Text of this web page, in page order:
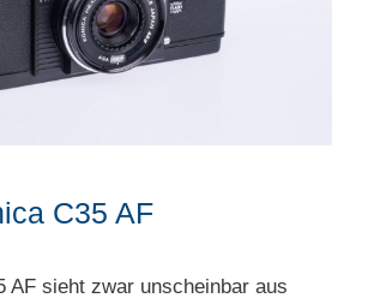
C35 AF
AF sieht zwar unscheinbar aus